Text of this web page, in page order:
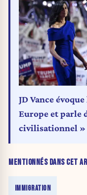
MENTIONNÉS DANS CET
IMMIGRATION
JD Vance
Europe et parle
civilisationnel »